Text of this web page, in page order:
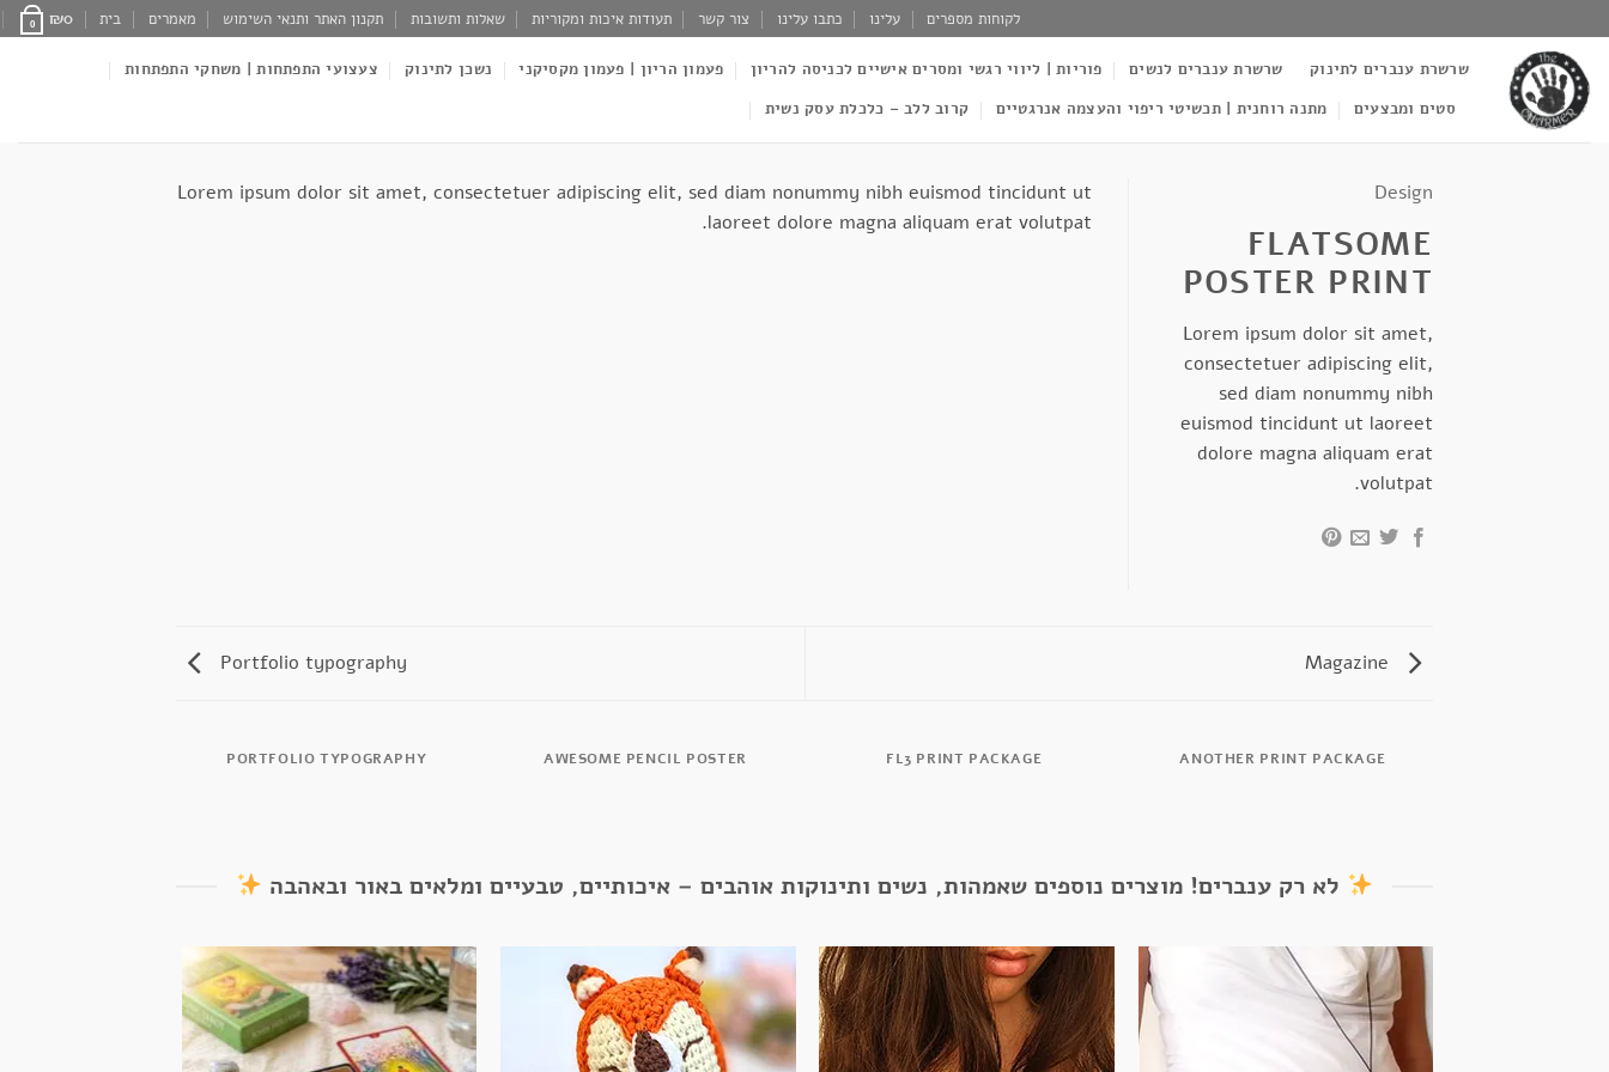
to
content
לקוחות מספרים עלינו כתבו עלינו צור קשר תעודות איכות ומקוריות שאלות ותשובות תקנון האתר ותנאי השימוש מאמרים בית ₪0
0
שרשרת ענברים לתינוק שרשרת ענברים לנשים פוריות | ליווי רגשי ומסרים אישיים לכניסה להריון פעמון הריון | פעמון מקסיקני נשכן לתינוק
צעצועי התפתחות | משחקי התפתחות
סטים ומבצעים
מתנה רוחנית | תכשיטי ריפוי והעצמה אנרגטיים קרוב ללב – כלכלת עסק נשית
Design
FLATSOME
POSTER PRINT
Lorem ipsum dolor sit amet,
consectetuer adipiscing elit,
sed diam nonummy nibh
euismod tincidunt ut laoreet
dolore magna aliquam erat
volutpat.
Lorem ipsum dolor sit amet, consectetuer adipiscing elit, sed diam nonummy nibh euismod tincidunt ut
laoreet dolore magna aliquam erat volutpat.
Portfolio typography
ANOTHER PRINT PACKAGE
FL3 PRINT PACKAGE
AWESOME PENCIL POSTER
PORTFOLIO TYPOGRAPHY
לא רק ענברים! מוצרים נוספים שאמהות, נשים ותינוקות אוהבים – איכותיים, טבעיים ומלאים באור ובאהבה